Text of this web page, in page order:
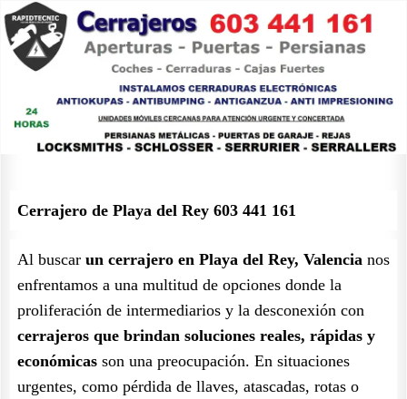
Cerrajero de Playa del Rey 603 441 161
Al buscar un cerrajero en Playa del Rey, Valencia nos
enfrentamos a una multitud de opciones donde la
proliferación de intermediarios y la desconexión con
cerrajeros que brindan soluciones reales, rápidas y
económicas son una preocupación. En situaciones
urgentes, como pérdida de llaves, atascadas, rotas o